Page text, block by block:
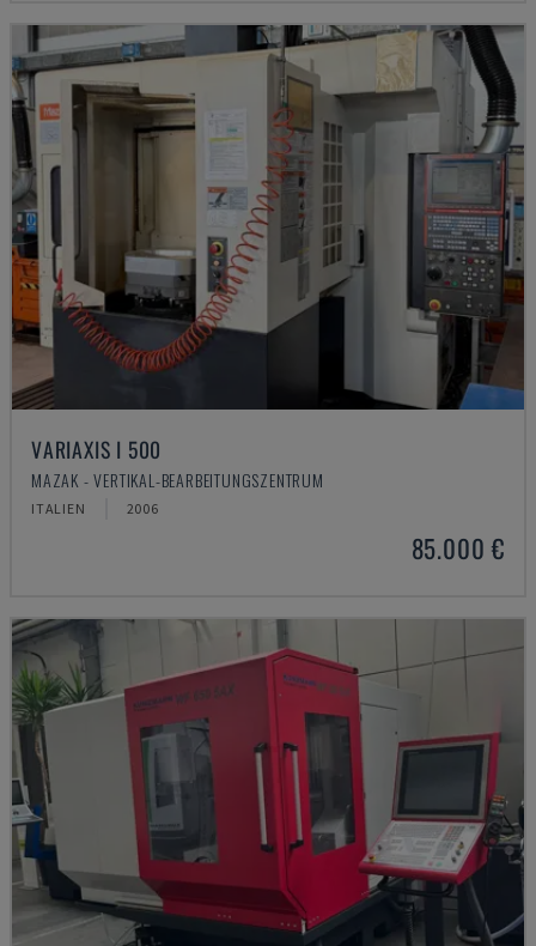
VARIAXIS I 500
MAZAK - VERTIKAL-BEARBEITUNGSZENTRUM
ITALIEN 2006
85.000 €